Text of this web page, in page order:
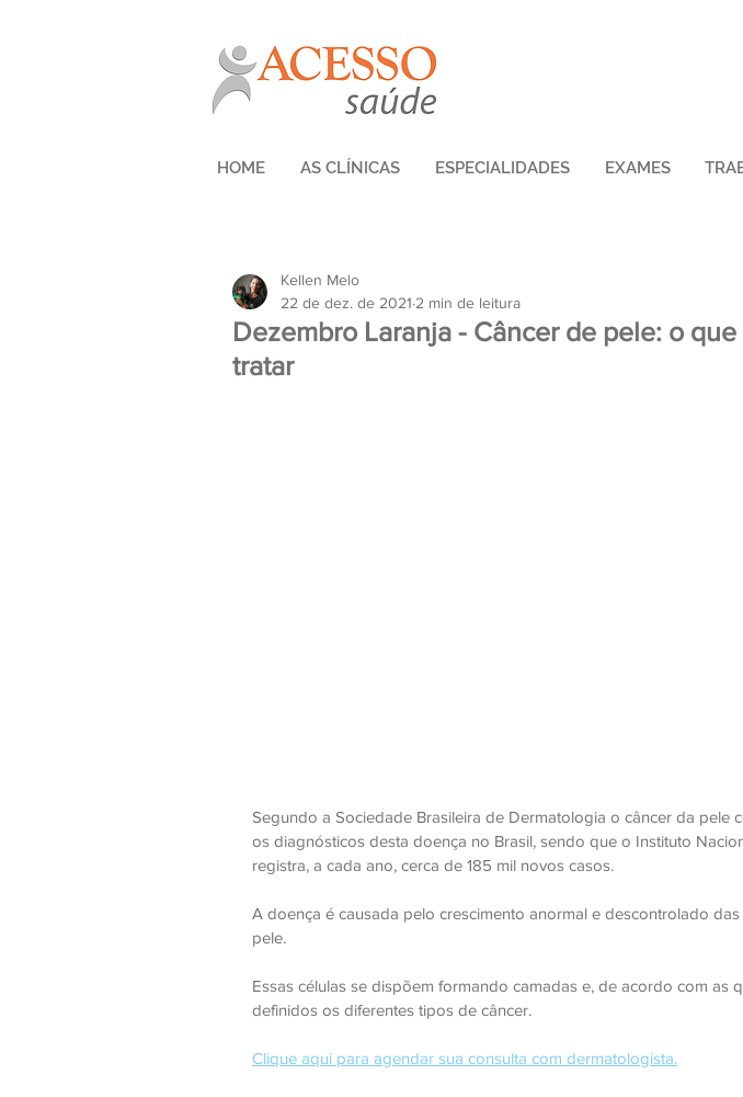
HOME AS CLÍNICAS ESPECIALIDADES EXAMES
Dezembro Laranja - Câncer de pele: o
tratar
Kellen Melo
22 de dez. de 2021 2 min de leitura
Segundo a Sociedade Brasileira de Dermatologia o câncer da pele
os diagnósticos desta doença no Brasil, sendo que o Instituto
registra, a cada ano, cerca de 185 mil novos casos.
A doença é causada pelo crescimento anormal e descontrolado
pele.
Essas células se dispõem formando camadas e, de acordo com as
definidos os diferentes tipos de câncer.
Clique aqui para agendar sua consulta com dermatologista.